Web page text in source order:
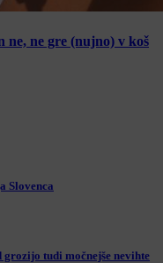
ne, ne gre (nujno) v koš
Slovenca
tudi močnejše nevihte